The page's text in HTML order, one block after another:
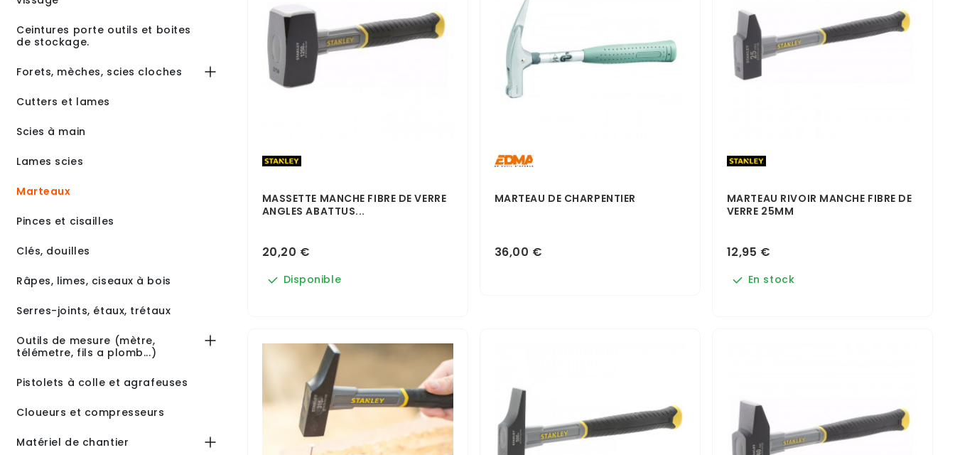
Ceintures porte outils et boites
de stockage.
Forets, mèches, scies cloches
Cutters et lames
Scies à main
Lames scies
Marteaux
Pinces et cisailles
Clés, douilles
Râpes, limes, ciseaux à bois
Serres-joints, étaux, trétaux
Outils de mesure (mètre,
télémetre, fils a plomb...)
Pistolets à colle et agrafeuses
Cloueurs et compresseurs
Matériel de chantier
MASSETTE MANCHE FIBRE DE VERRE
ANGLES ABATTUS...
20,20 €
Disponible
MARTEAU DE CHARPENTIER
36,00 €
MARTEAU RIVOIR MANCHE FIBRE DE
VERRE 25MM
12,95 €
En stock